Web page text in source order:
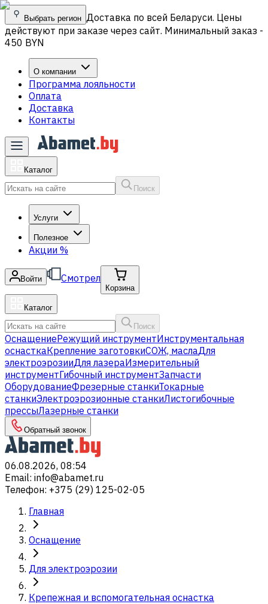
Выбрать регион Доставка по всей Беларуси. Цены
действуют при заказе через сайт. Минимальный заказ -
450 BYN
О компании
Программа лояльности
Оплата
Доставка
Контакты
Каталог
Поиск
Услуги
Полезное
Акции %
Войти Смотрел
Корзина
Каталог
Поиск
ОснащениеРежущий инструментИнструментальная
оснасткаКрепление заготовкиСОЖ, маслаДля
электроэрозииДля лазераИзмерительный
инструментГибочный инструментЗапчасти
ОборудованиеФрезерные станкиТокарные
станкиЭлектроэрозионные станкиЛистогибочные
прессыЛазерные станки
Обратный звонок
06.08.2026, 08:54
Email: info@abamet.ru
Телефон: +375 (29) 125-02-05
Главная
Оснащение
Для электроэрозии
Крепежная и вспомогательная оснастка